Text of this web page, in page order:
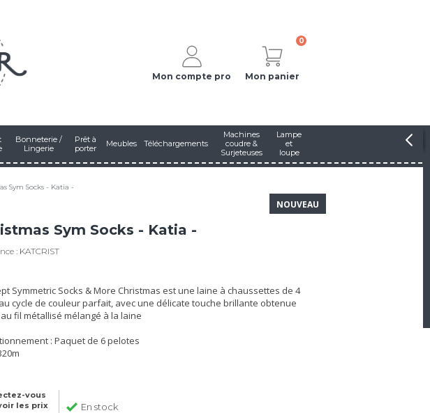
Mon compte pro
0
Mon panier
Bonneterie /
Lingerie
Prêt à
porter
Meubles Téléchargements
Machines
coudre &
Surjeteuses
Lampe
et
loupe
Sym Socks - Katia -
NOUVEAU
Sym Socks - Katia -
: KATCRIST
Symmetric Socks & More Christmas est une laine à chaussettes de 4
cycle de couleur parfait, avec une délicate touche brillante obtenue
fil métallisé mélangé à la laine
: Paquet de 6 pelotes
vous
les prix
En stock